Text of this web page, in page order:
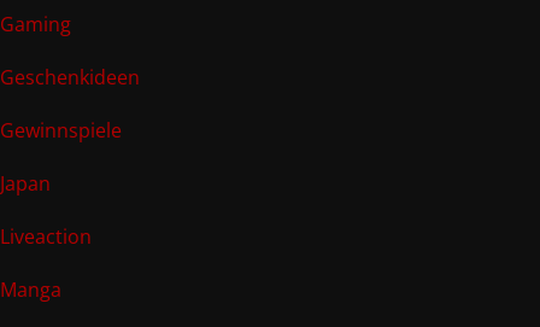
Gaming
Geschenkideen
Gewinnspiele
Japan
Liveaction
Manga